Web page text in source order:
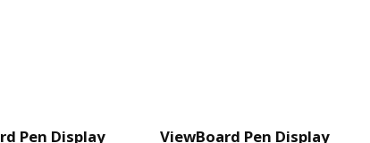
Pen Display
ViewBoard Pen Display